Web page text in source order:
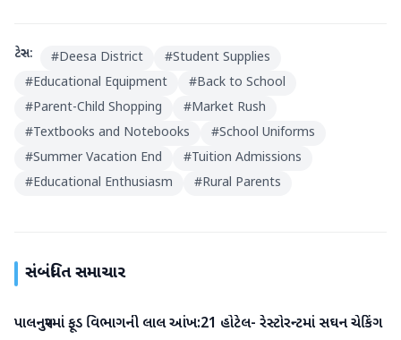
ટેગ્સ: #Deesa District #Student Supplies
#Educational Equipment #Back to School
#Parent-Child Shopping #Market Rush
#Textbooks and Notebooks #School Uniforms
#Summer Vacation End #Tuition Admissions
#Educational Enthusiasm #Rural Parents
સંબંધિત સમાચાર
બનાસકાંઠા
પાલનપુરમાં ફૂડ વિભાગની લાલ આંખ:21 હોટેલ- રેસ્ટોરન્ટમાં સઘન ચેકિંગ